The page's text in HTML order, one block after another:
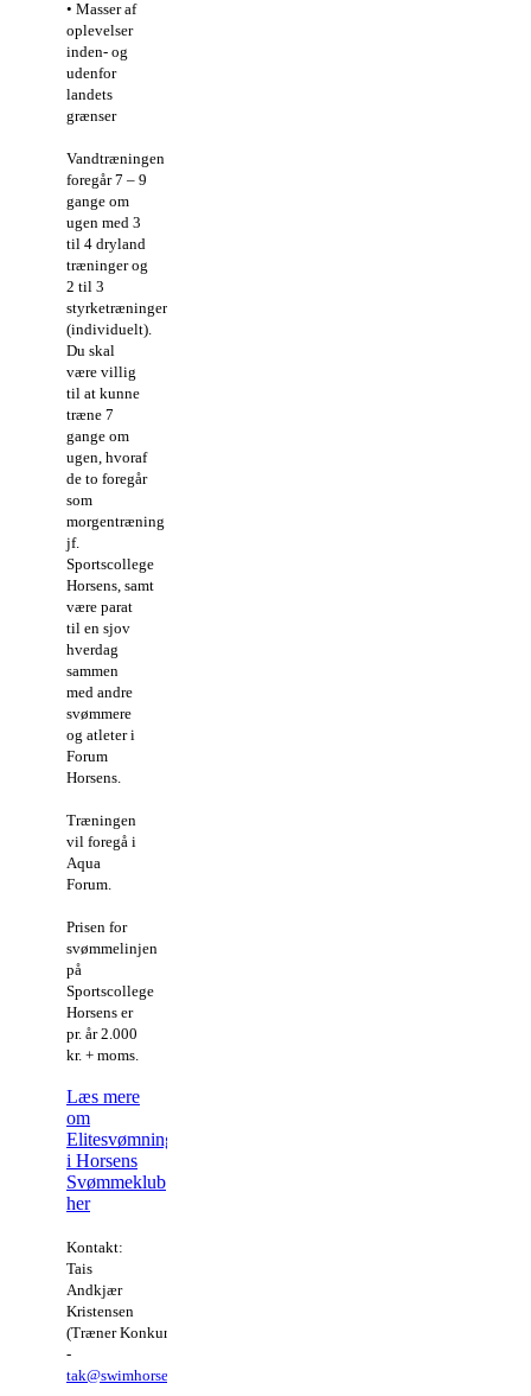
• Masser af
oplevelser
inden- og
udenfor
landets
grænser
Vandtræningen
foregår 7 – 9
gange om
ugen med 3
til 4 dryland
træninger og
2 til 3
styrketræninger
(individuelt).
Du skal
være villig
til at kunne
træne 7
gange om
ugen, hvoraf
de to foregår
som
morgentræning
jf.
Sportscollege
Horsens, samt
være parat
til en sjov
hverdag
sammen
med andre
svømmere
og atleter i
Forum
Horsens.
Træningen
vil foregå i
Aqua
Forum.
Prisen for
svømmelinjen
på
Sportscollege
Horsens er
pr. år 2.000
kr. + moms.
Læs mere
om
Elitesvømning
i Horsens
Svømmeklub
her
Kontakt:
Tais
Andkjær
Kristensen
(Træner Konkurrenceafdelingen)
-
tak@swimhorsens.dk